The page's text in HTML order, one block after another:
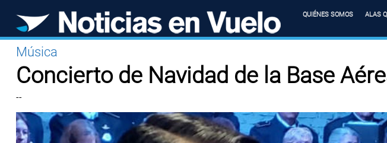
QUIÉNES SOMOS ALAS
Música
Concierto de Navidad de la Base
--